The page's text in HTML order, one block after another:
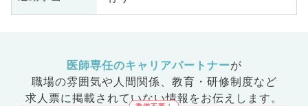
医師専任のキャリアパートナーが
職場の雰囲気や人間関係、 教育・研修制度など
求人票に掲載されていない情報をお伝えします。